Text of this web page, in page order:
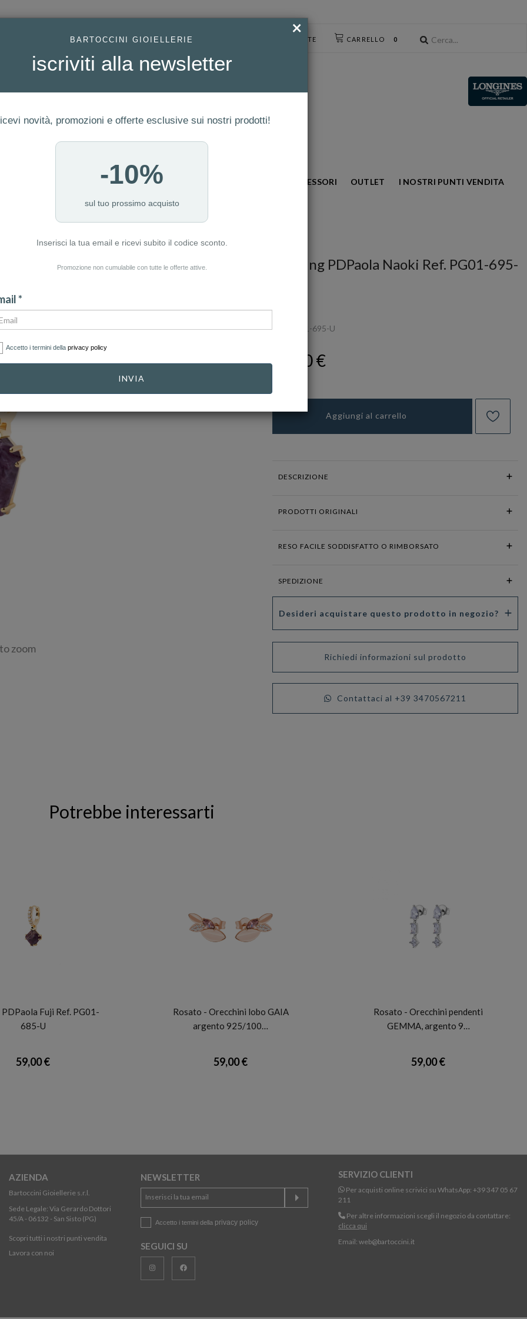
CARRELLO 0
ACCESSO UTENTE
GIOIELLI MODA OROLOGI ACCESSORI OUTLET I NOSTRI PUNTI VENDITA
zoom
Piercing PDPaola Naoki Ref. PG01-695-
PG01-695-U
59,00 €
Aggiungi al carrello
DESCRIZIONE
PRODOTTI ORIGINALI
RESO FACILE SODDISFATTO O RIMBORSATO
SPEDIZIONE
Desideri acquistare questo prodotto in negozio?
Richiedi informazioni sul prodotto
Contattaci al +39 3470567211
Potrebbe interessarti
Fuji Ref. PG01-
685-U
59,00 €
Rosato - Orecchini lobo GAIA
argento 925/100…
59,00 €
Rosato - Orecchini pendenti
GEMMA, argento 9…
59,00 €
AZIENDA
Bartoccini Gioiellerie s.r.l.
Sede Legale: Via Gerardo Dottori
45/A - 06132 - San Sisto (PG)
Scopri tutti i nostri punti vendita
Lavora con noi
NEWSLETTER
Accetto i temini della privacy policy
SEGUICI SU
SERVIZIO CLIENTI
Per acquisti online scrivici su WhatsApp: +39 347 05 67
211
Per altre informazioni scegli il negozio da contattare:
clicca qui
Email: web@bartoccini.it
×
BARTOCCINI GIOIELLERIE
iscriviti alla newsletter
novità, promozioni e offerte esclusive sui nostri prodotti!
-10%
sul tuo prossimo acquisto
Inserisci la tua email e ricevi subito il codice sconto.
Promozione non cumulabile con tutte le offerte attive.
*
Accetto i termini della privacy policy
INVIA